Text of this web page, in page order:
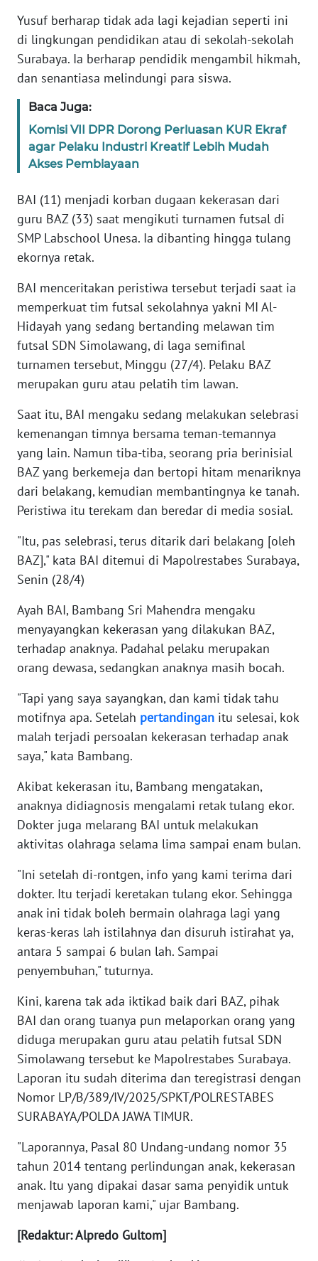
Yusuf berharap tidak ada lagi kejadian seperti ini
di lingkungan pendidikan atau di sekolah-sekolah
Surabaya. Ia berharap pendidik mengambil hikmah,
dan senantiasa melindungi para siswa.
Baca Juga:
Komisi VII DPR Dorong Perluasan KUR Ekraf
agar Pelaku Industri Kreatif Lebih Mudah
Akses Pembiayaan
BAI (11) menjadi korban dugaan kekerasan dari
guru BAZ (33) saat mengikuti turnamen futsal di
SMP Labschool Unesa. Ia dibanting hingga tulang
ekornya retak.
BAI menceritakan peristiwa tersebut terjadi saat ia
memperkuat tim futsal sekolahnya yakni MI Al-
Hidayah yang sedang bertanding melawan tim
futsal SDN Simolawang, di laga semifinal
turnamen tersebut, Minggu (27/4). Pelaku BAZ
merupakan guru atau pelatih tim lawan.
Saat itu, BAI mengaku sedang melakukan selebrasi
kemenangan timnya bersama teman-temannya
yang lain. Namun tiba-tiba, seorang pria berinisial
BAZ yang berkemeja dan bertopi hitam menariknya
dari belakang, kemudian membantingnya ke tanah.
Peristiwa itu terekam dan beredar di media sosial.
"Itu, pas selebrasi, terus ditarik dari belakang [oleh
BAZ]," kata BAI ditemui di Mapolrestabes Surabaya,
Senin (28/4)
Ayah BAI, Bambang Sri Mahendra mengaku
menyayangkan kekerasan yang dilakukan BAZ,
terhadap anaknya. Padahal pelaku merupakan
orang dewasa, sedangkan anaknya masih bocah.
"Tapi yang saya sayangkan, dan kami tidak tahu
motifnya apa. Setelah pertandingan itu selesai, kok
malah terjadi persoalan kekerasan terhadap anak
saya," kata Bambang.
Akibat kekerasan itu, Bambang mengatakan,
anaknya didiagnosis mengalami retak tulang ekor.
Dokter juga melarang BAI untuk melakukan
aktivitas olahraga selama lima sampai enam bulan.
"Ini setelah di-rontgen, info yang kami terima dari
dokter. Itu terjadi keretakan tulang ekor. Sehingga
anak ini tidak boleh bermain olahraga lagi yang
keras-keras lah istilahnya dan disuruh istirahat ya,
antara 5 sampai 6 bulan lah. Sampai
penyembuhan," tuturnya.
Kini, karena tak ada iktikad baik dari BAZ, pihak
BAI dan orang tuanya pun melaporkan orang yang
diduga merupakan guru atau pelatih futsal SDN
Simolawang tersebut ke Mapolrestabes Surabaya.
Laporan itu sudah diterima dan teregistrasi dengan
Nomor LP/B/389/IV/2025/SPKT/POLRESTABES
SURABAYA/POLDA JAWA TIMUR.
"Laporannya, Pasal 80 Undang-undang nomor 35
tahun 2014 tentang perlindungan anak, kekerasan
anak. Itu yang dipakai dasar sama penyidik untuk
menjawab laporan kami," ujar Bambang.
[Redaktur: Alpredo Gultom]
KARIR
DISCLAIMER
Regional
WN
WN
JAKARTA
WN
WN
BANTEN
WN
NTT
WN
KEPRI
WN
PAPUA
PAPUA
BARAT
RIAU
WN
SERAMBI
WN
JAMBI
WN
SULTRA
WN
NTB
SULTENG
WN
SULBAR
BABEL
WN
SUMSEL
WN
WN
LAMPUNG
JATENG